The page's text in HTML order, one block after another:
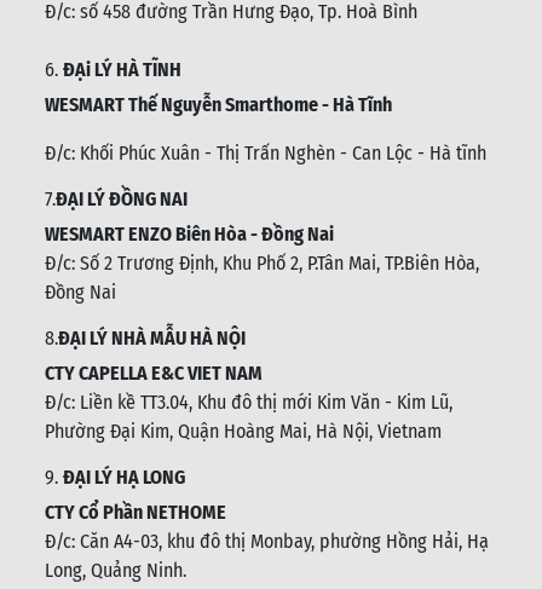
Đ/c: số 458 đường Trần Hưng Đạo, Tp. Hoà Bình
6. ĐẠi LÝ HÀ TĨNH
WESMART Thế Nguyễn Smarthome - Hà Tĩnh
Đ/c: Khối Phúc Xuân - Thị Trấn Nghèn - Can Lộc - Hà tĩnh
7.ĐẠI LÝ ĐỒNG NAI
WESMART ENZO Biên Hòa - Đồng Nai
Đ/c: Số 2 Trương Định, Khu Phố 2, P.Tân Mai, TP.Biên Hòa,
Đồng Nai
8.ĐẠI LÝ NHÀ MẪU HÀ NỘI
CTY CAPELLA E&C VIET NAM
Đ/c: Liền kề TT3.04, Khu đô thị mới Kim Văn - Kim Lũ,
Phường Đại Kim, Quận Hoàng Mai, Hà Nội, Vietnam
9. ĐẠI LÝ HẠ LONG
CTY Cổ Phần NETHOME
Đ/c: Căn A4-03, khu đô thị Monbay, phường Hồng Hải, Hạ
Long, Quảng Ninh.